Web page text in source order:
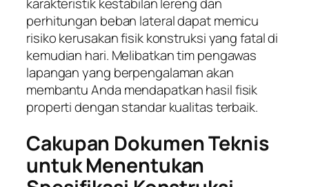
karakteristik kestabilan lereng dan
perhitungan beban lateral dapat memicu
risiko kerusakan fisik konstruksi yang fatal di
kemudian hari. Melibatkan tim pengawas
lapangan yang berpengalaman akan
membantu Anda mendapatkan hasil fisik
properti dengan standar kualitas terbaik.
Cakupan Dokumen Teknis
untuk Menentukan